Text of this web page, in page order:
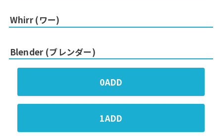
Whirr (ワー)
Blender (ブレンダー)
0ADD
1ADD